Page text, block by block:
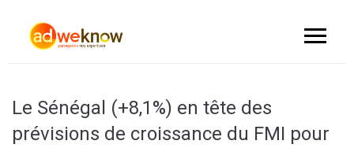
Le Sénégal (+8,1%) en tête des
prévisions de croissance du FMI pour